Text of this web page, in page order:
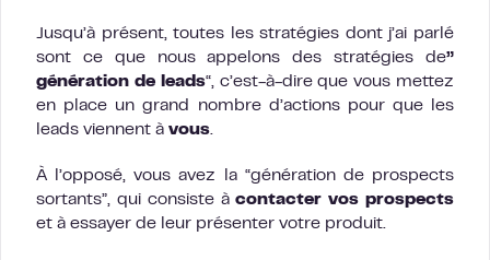
Jusqu’à présent, toutes les stratégies dont j’ai parlé
sont ce que nous appelons des stratégies de”
génération de leads“, c’est-à-dire que vous mettez
en place un grand nombre d’actions pour que les
leads viennent à vous.
À l’opposé, vous avez la “génération de prospects
sortants”, qui consiste àcontacter vos prospects
et à essayer de leur présenter votre produit.